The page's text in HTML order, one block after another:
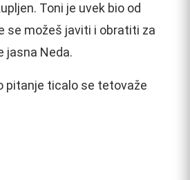
Toni je uvek bio od
se možeš javiti i obratiti za
jasna Neda.
pitanje ticalo se tetovaže